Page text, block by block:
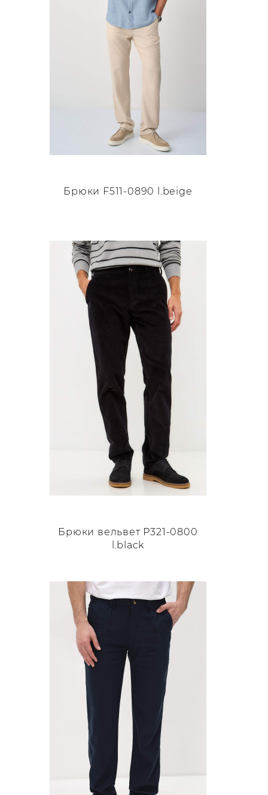
Брюки F511-0890 l.beige
товар
имеет
несколько
вариаций.
странице
Брюки вельвет Р321-0800
l.black
товар
имеет
несколько
вариаций.
Опции
можно
выбрать
странице